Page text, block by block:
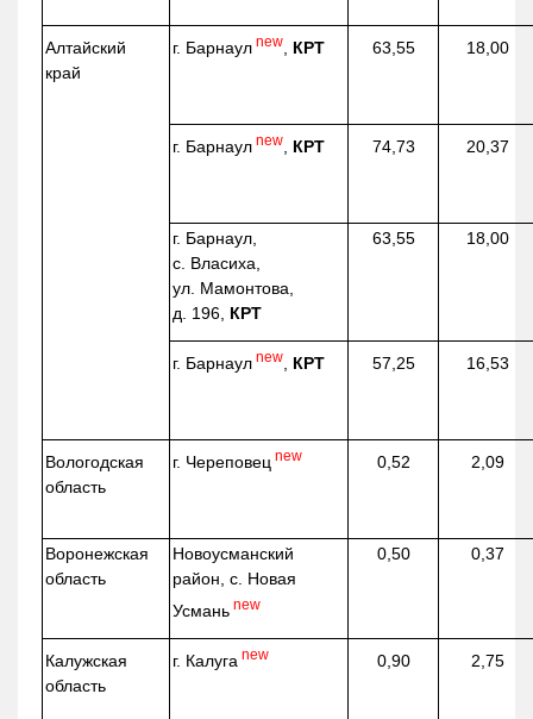
Алтайский
край
г. Барнаул new КРТ 63,55 18,00
г. Барнаул new КРТ 74,73 20,37
г. Барнаул,
с. Власиха,
ул. Мамонтова,
д. 196, КРТ
63,55 18,00
г. Барнаул new КРТ 57,25 16,53
Вологодская
область
г. Череповец new 0,52 2,09
Воронежская
область
Новоусманский
район, с. Новая
Усмань new
0,50 0,37
Калужская
область
г. Калуга new 0,90 2,75